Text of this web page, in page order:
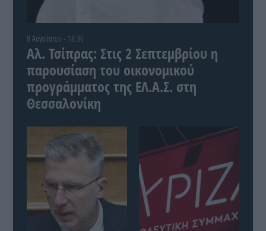
8 Αυγούστου - 18:30
Αλ. Τσίπρας: Στις 2 Σεπτεμβρίου η
παρουσίαση του οικονομικού
προγράμματος της ΕΛ.Α.Σ. στη
Θεσσαλονίκη